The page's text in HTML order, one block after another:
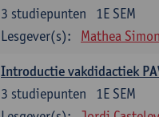
1E SEM
3 studiepunten
Lesgever(s):
Mathea
Introductie vakdidactiek
1E SEM
3 studiepunten